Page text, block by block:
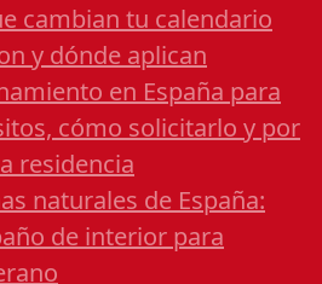
cambian tu calendario
y dónde aplican
en España para
cómo solicitarlo y por
residencia
naturales de España:
de interior para